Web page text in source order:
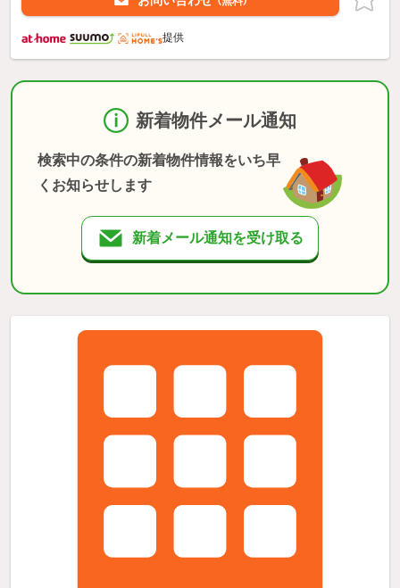
提供
新着物件メール通知
検索中の条件の新着物件情報をいち早
くお知らせします
新着メール通知を受け取る